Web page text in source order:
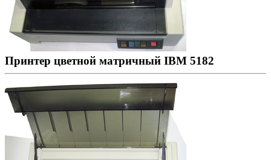
Принтер цветной матричный IBM 5182